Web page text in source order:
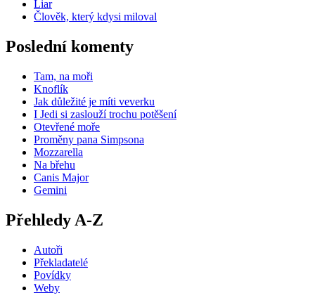
Liar
Člověk, který kdysi miloval
Poslední komenty
Tam, na moři
Knoflík
Jak důležité je míti veverku
I Jedi si zaslouží trochu potěšení
Otevřené moře
Proměny pana Simpsona
Mozzarella
Na břehu
Canis Major
Gemini
Přehledy A-Z
Autoři
Překladatelé
Povídky
Weby